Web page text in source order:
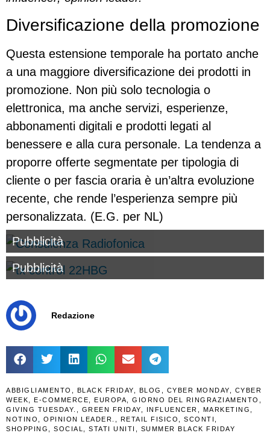
Diversificazione della promozione
Questa estensione temporale ha portato anche
a una maggiore diversificazione dei prodotti in
promozione. Non più solo tecnologia o
elettronica, ma anche servizi, esperienze,
abbonamenti digitali e prodotti legati al
benessere e alla cura personale. La tendenza a
proporre offerte segmentate per tipologia di
cliente o per fascia oraria è un’altra evoluzione
recente, che rende l’esperienza sempre più
personalizzata. (E.G. per NL)
Pubblicità
Pubblicità
Redazione
ABBIGLIAMENTO BLACK FRIDAY BLOG CYBER MONDAY
CYBER
WEEK
E-COMMERCE EUROPA GIORNO DEL RINGRAZIAMENTO
GIVING TUESDAY.
GREEN FRIDAY INFLUENCER MARKETING
NOTINO
OPINION LEADER. RETAIL FISICO SCONTI
SHOPPING
SOCIAL STATI UNITI SUMMER BLACK FRIDAY